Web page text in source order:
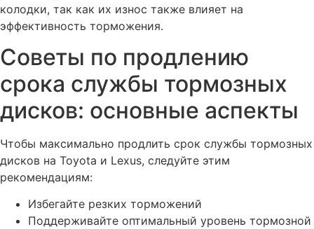
колодки, так как их износ также влияет на
эффективность торможения.
Советы по продлению
срока службы тормозных
дисков: основные аспекты
Чтобы максимально продлить срок службы тормозных
дисков на Toyota и Lexus, следуйте этим
рекомендациям:
Избегайте резких торможений
Поддерживайте оптимальный уровень тормозной